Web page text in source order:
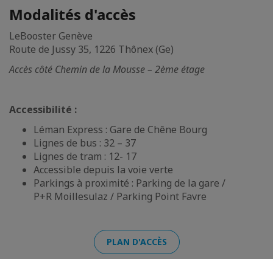
Modalités d'accès
LeBooster Genève
Route de Jussy 35, 1226 Thônex (Ge)
Accès côté Chemin de la Mousse – 2ème étage
Accessibilité :
Léman Express : Gare de Chêne Bourg
Lignes de bus : 32 – 37
Lignes de tram : 12- 17
Accessible depuis la voie verte
Parkings à proximité : Parking de la gare /
P+R Moillesulaz / Parking Point Favre
PLAN D'ACCÈS